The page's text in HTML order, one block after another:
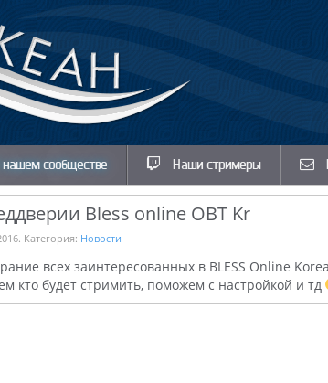
нашем сообществе Наши стримеры
Bless online OBT Kr
. Категория: Новости
всех заинтересованных в BLESS Online
кто будет стримить, поможем с настройкой и тд